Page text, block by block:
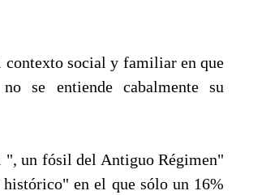
contexto social y familiar en que
se entiende cabalmente su
", un fósil del Antiguo Régimen"
en el que sólo un 16%